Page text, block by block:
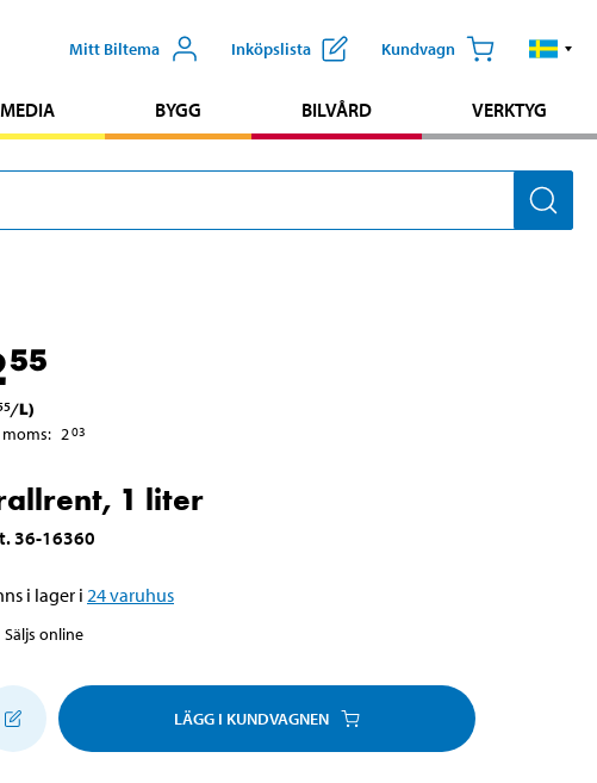
Mitt Biltema Inköpslista Kundvagn
BYGG BILVÅRD VERKTYG
55
/L)
moms: 203
1 liter
.36-16360
i lager i 24varuhus
Säljs online
LÄGG I KUNDVAGNEN